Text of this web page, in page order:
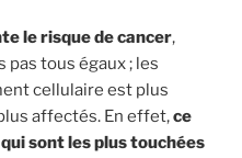
le risque de cancer,
pas tous égaux ; les
cellulaire est plus
affectés. En effet,ce
sont les plus touchées